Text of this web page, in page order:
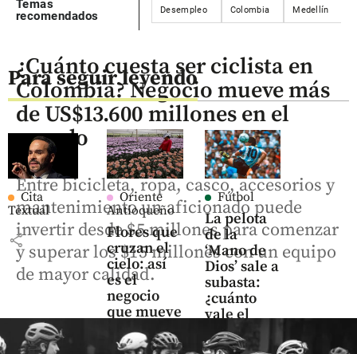
Temas
recomendados
Desempleo Colombia Medellín
Para seguir leyendo
Cita
Textual
share
Oriente
Antioqueño
Flores que
cruzan el
cielo: así
es el
negocio
que mueve
US$ 380
millones
Fútbol
La pelota
de la
‘Mano de
Dios’ sale a
subasta:
¿cuánto
vale el
histórico
balón de
¿Cuánto cuesta ser ciclista en
Colombia? Negocio mueve más
de US$13.600 millones en el
mundo
Entre bicicleta, ropa, casco, accesorios y
mantenimiento un aficionado puede
invertir desde $5 millones para comenzar
y superar los $15 millones con un equipo
de mayor calidad.